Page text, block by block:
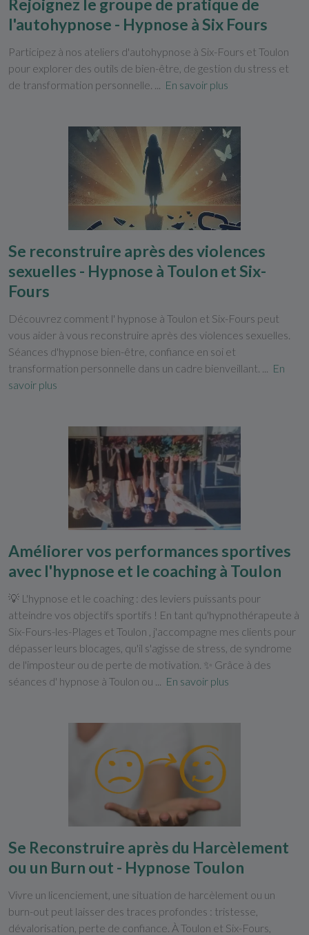
Rejoignez le groupe de pratique de
l'autohypnose - Hypnose à Six Fours
Participez à nos ateliers d'autohypnose à Six-Fours et Toulon
pour explorer des outils de bien-être, de gestion du stress et
de transformation personnelle. ...
En savoir plus
Se reconstruire après des violences
sexuelles - Hypnose à Toulon et Six-
Fours
Découvrez comment l' hypnose à Toulon et Six-Fours peut
vous aider à vous reconstruire après des violences sexuelles.
Séances d'hypnose bien-être, confiance en soi et
transformation personnelle dans un cadre bienveillant. ...
En
savoir plus
Améliorer vos performances sportives
avec l'hypnose et le coaching à Toulon
💡 L'hypnose et le coaching : des leviers puissants pour
atteindre vos objectifs sportifs ! En tant qu'hypnothérapeute à
Six-Fours-les-Plages et Toulon , j'accompagne mes clients pour
dépasser leurs blocages, qu'il s'agisse de stress, de syndrome
de l'imposteur ou de perte de motivation. ✨ Grâce à des
séances d' hypnose à Toulon ou ...
En savoir plus
Se Reconstruire après du Harcèlement
ou un Burn out - Hypnose Toulon
Vivre un licenciement, une situation de harcèlement ou un
burn-out peut laisser des traces profondes : tristesse,
dévalorisation, perte de confiance. À Toulon et Six-Fours,